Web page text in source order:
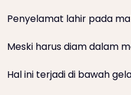
Penyelamat lahir pada
Meski harus diam dalam
Hal ini terjadi di bawah